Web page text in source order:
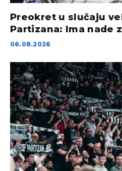
Preokret u slučaju
Partizana: Ima nade
06.08.2026